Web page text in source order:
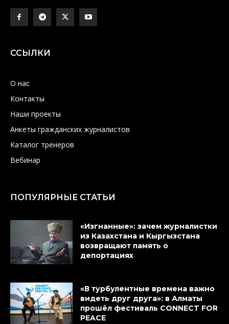
ССЫЛКИ
О нас
Контакты
Наши проекты
Анкеты гражданских журналистов
Каталог тренеров
Вебинар
ПОПУЛЯРНЫЕ СТАТЬИ
«Изгнанные»: зачем журналистки
из Казахстана и Кыргызстана
возвращают память о
депортациях
«В турбулентные времена важно
видеть друг друга»: в Алматы
прошёл фестиваль CONNECT FOR
PEACE